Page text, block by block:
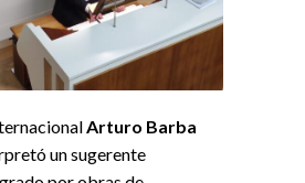
Arturo Barba
un sugerente